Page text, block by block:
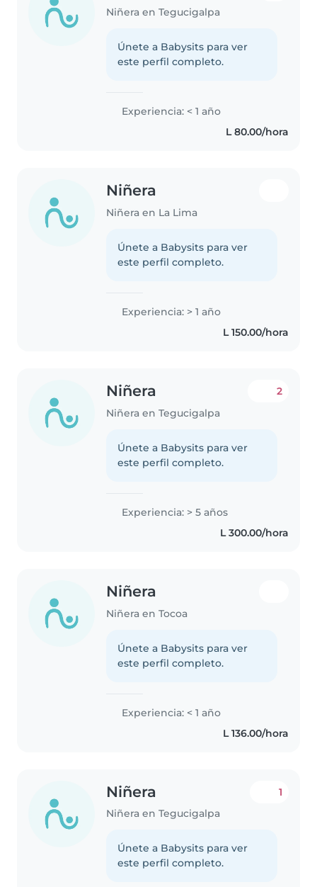
Niñera en Tegucigalpa
Únete a Babysits para ver
este perfil completo.
Experiencia: < 1 año
L 80.00/hora
Niñera
Niñera en La Lima
Únete a Babysits para ver
este perfil completo.
Experiencia: > 1 año
L 150.00/hora
Niñera
Niñera en Tegucigalpa
2
Únete a Babysits para ver
este perfil completo.
Experiencia: > 5 años
L 300.00/hora
Niñera
Niñera en Tocoa
Únete a Babysits para ver
este perfil completo.
Experiencia: < 1 año
L 136.00/hora
Niñera
Niñera en Tegucigalpa
1
Únete a Babysits para ver
este perfil completo.